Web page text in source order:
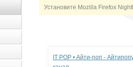
Установите Mozilla Firefox
IT POP • Айти-поп -